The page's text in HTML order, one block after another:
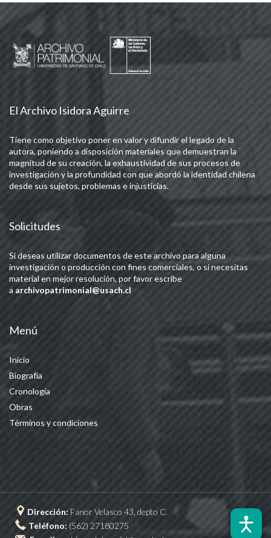
El Archivo Isidora Aguirre
Tiene como objetivo poner en valor y difundir el legado de la
autora, poniendo a disposición materiales que demuestran la
magnitud de su creación, la exhaustividad de sus procesos de
investigación y la profundidad con que abordó la identidad chilena
desde sus sujetos, problemas e injusticias.
Solicitudes
Si deseas utilizar documentos de este archivo para alguna
investigación o producción con fines comerciales, o si necesitas
material en mejor resolución, por favor escribe
a archivopatrimonial@usach.cl
Menú
Inicio
Biografía
Cronología
Obras
Términos y condiciones
Dirección: Fanor Velasco 43, depto C.
Teléfono: (562) 27180275